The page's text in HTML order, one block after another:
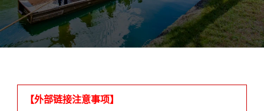
한국어
ภาษาไทย
【外部链接注意事项】